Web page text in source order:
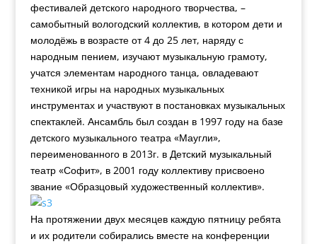
фестивалей детского народного творчества, –
самобытный вологодский коллектив, в котором дети и
молодёжь в возрасте от 4 до 25 лет, наряду с
народным пением, изучают музыкальную грамоту,
учатся элементам народного танца, овладевают
техникой игры на народных музыкальных
инструментах и участвуют в постановках музыкальных
спектаклей. Ансамбль был создан в 1997 году на базе
детского музыкального театра «Маугли»,
переименованного в 2013г. в Детский музыкальный
театр «Софит», в 2001 году коллективу присвоено
звание «Образцовый художественный коллектив».
На протяжении двух месяцев каждую пятницу ребята
и их родители собирались вместе на конференции